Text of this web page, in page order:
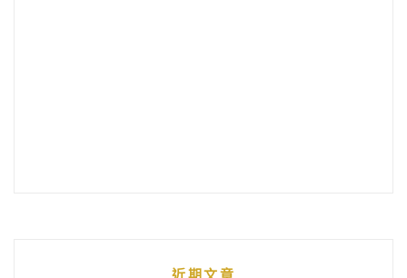
近期文章